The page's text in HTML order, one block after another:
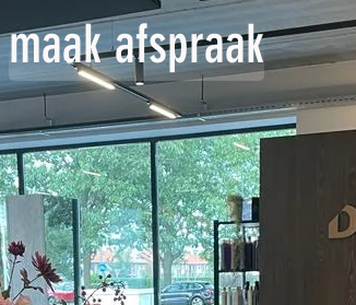
maak afspraak